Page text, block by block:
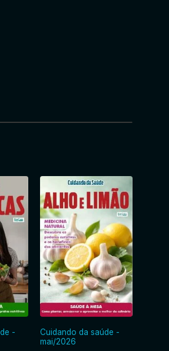
-
Cuidando da saúde -
mai/2026